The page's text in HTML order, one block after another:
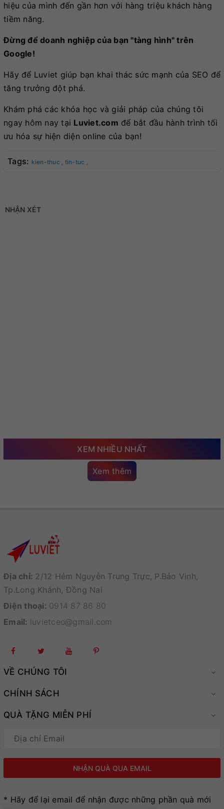
hiệu của mình đến gần hơn với hàng triệu khách hàng
tiềm năng.
Đừng để doanh nghiệp của bạn "tàng hình" trên
Google!
Hãy để Luviet giúp bạn khai thác sức mạnh của SEO để
tăng trưởng đột phá.
Khám phá các khóa học và giải pháp của chúng tôi
ngay hôm nay tại Luviet.com để bắt đầu hành trình tối
ưu hóa sự hiện diện online của bạn!
Tags: kien-thuc , tin-tuc ,
NHẬN XÉT
XEM NHIỀU NHẤT
Xem thêm
Địa chỉ: 2/12 Hẻm Nguyễn Trung Trực, P.Bảo Vinh,
Tp.Long Khánh, Đồng Nai
Điện thoại: 0914 87 86 80
Email: luvietceo@gmail.com
VỀ CHÚNG TÔI
CHÍNH SÁCH
QUÀ TẶNG MIỄN PHÍ
* Hãy để lại email để nhận được những phần quà mới